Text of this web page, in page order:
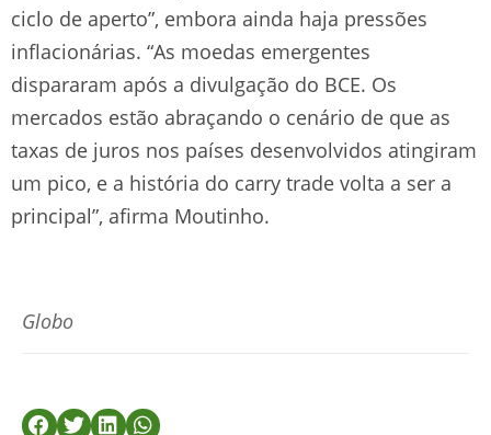
ciclo de aperto”, embora ainda haja pressões
inflacionárias. “As moedas emergentes
dispararam após a divulgação do BCE. Os
mercados estão abraçando o cenário de que as
taxas de juros nos países desenvolvidos atingiram
um pico, e a história do carry trade volta a ser a
principal”, afirma Moutinho.
Globo